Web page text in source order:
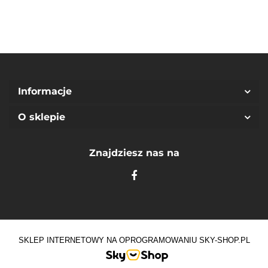
Informacje
O sklepie
Znajdziesz nas na
SKLEP INTERNETOWY NA OPROGRAMOWANIU SKY-SHOP.PL